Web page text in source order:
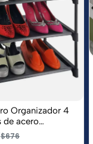
Organizador 4
de acero
$676